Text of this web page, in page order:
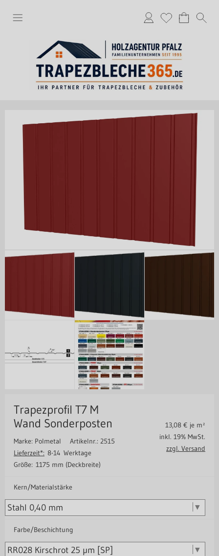
Trapezprofil T7 M
Wand Sonderposten
Marke: Polmetal Artikelnr.: 2515
Lieferzeit*: 8-14 Werktage
Größe: 1175 mm (Deckbreite)
13,08 € je m²
inkl. 19% MwSt.
zzgl. Versand
Kern/Materialstärke
Farbe/Beschichtung